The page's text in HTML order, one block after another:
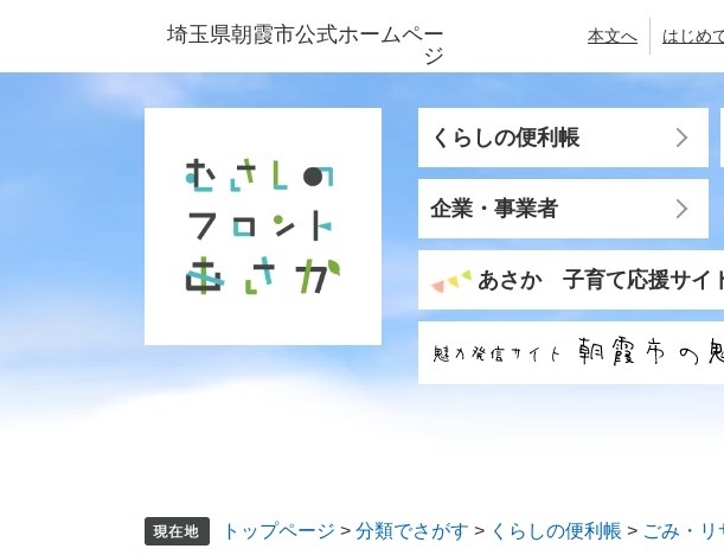
ジ
ュ
埼玉県朝霞市公式ホームペー
ジ
本文へ はじめ
くらしの便利帳
企業・事業者
あさか 子育て応援サイ
トップページ > 分類でさがす > くらしの便利帳 > ごみ・リ